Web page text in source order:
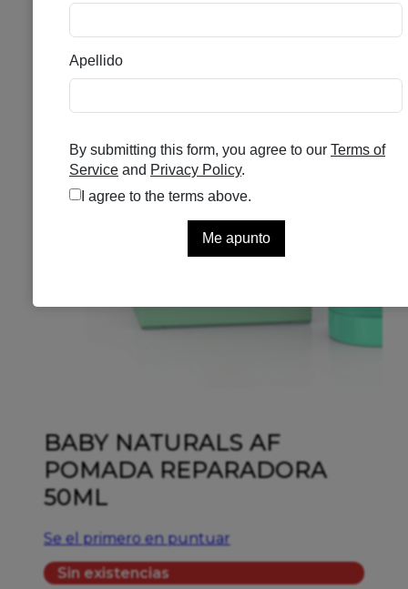
BABY NATURALS AF
POMADA REPARADORA
50ML
Se el primero en puntuar
Sin existencias